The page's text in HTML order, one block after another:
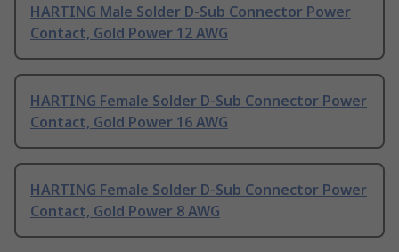
HARTING Male Solder D-Sub Connector Power
Contact, Gold Power 12 AWG
HARTING Female Solder D-Sub Connector Power
Contact, Gold Power 16 AWG
HARTING Female Solder D-Sub Connector Power
Contact, Gold Power 8 AWG